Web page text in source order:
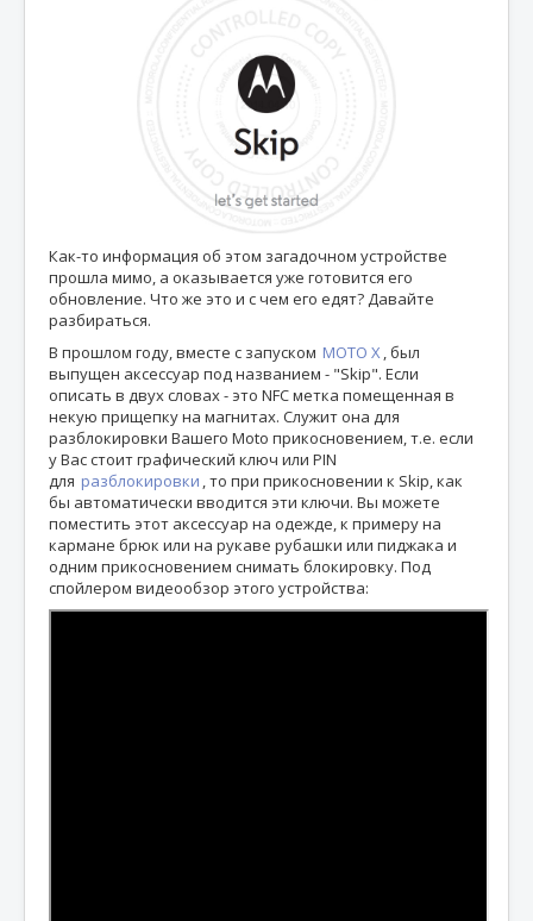
Благотворительность
Друзья
Контакты
Как-то информация об этом загадочном устройстве
прошла мимо, а оказывается уже готовится его
обновление. Что же это и с чем его едят? Давайте
разбираться.
В прошлом году, вместе с запуском MOTO X , был
выпущен аксессуар под названием - "Skip". Если
описать в двух словах - это NFC метка помещенная в
некую прищепку на магнитах. Служит она для
разблокировки Вашего Moto прикосновением, т.е. если
у Вас стоит графический ключ или PIN
для разблокировки , то при прикосновении к Skip, как
бы автоматически вводится эти ключи. Вы можете
поместить этот аксессуар на одежде, к примеру на
кармане брюк или на рукаве рубашки или пиджака и
одним прикосновением снимать блокировку. Под
спойлером видеообзор этого устройства: